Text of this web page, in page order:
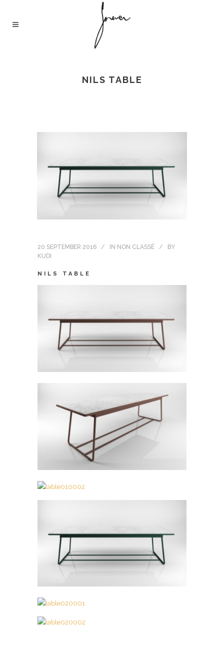
NILS TABLE
20 SEPTEMBER 2016 IN NON CLASSÉ
BY
KUDI
NILS TABLE